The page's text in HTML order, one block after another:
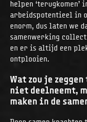
helpen ‘terugkomen’
arbeidspotentieel in
enorm, dus laten we
samenwerking
en er is altijd een
ontplooien.
Wat zou je
niet deelneemt,
maken in de